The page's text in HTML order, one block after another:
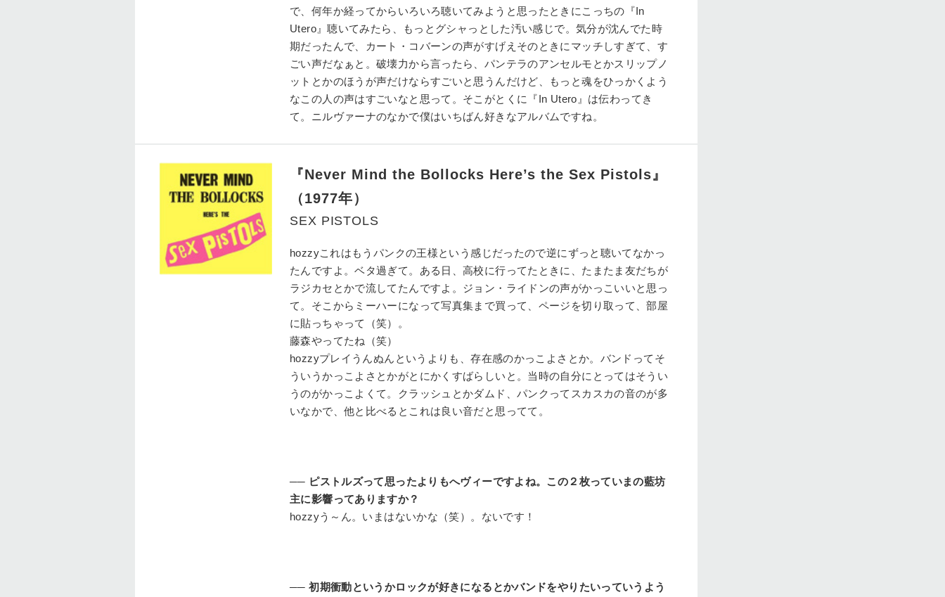
で、何年か経ってからいろいろ聴いてみようと思ったときにこっちの『In
Utero』聴いてみたら、もっとグシャっとした汚い感じで。気分が沈んでた時
期だったんで、カート・コバーンの声がすげえそのときにマッチしすぎて、す
ごい声だなぁと。破壊力から言ったら、パンテラのアンセルモとかスリップノ
ットとかのほうが声だけならすごいと思うんだけど、もっと魂をひっかくよう
なこの人の声はすごいなと思って。そこがとくに『In Utero』は伝わってき
て。ニルヴァーナのなかで僕はいちばん好きなアルバムですね。
『Never Mind the Bollocks Here’s the Sex Pistols』
（1977年）
SEX PISTOLS
hozzyこれはもうパンクの王様という感じだったので逆にずっと聴いてなかっ
たんですよ。ベタ過ぎて。ある日、高校に行ってたときに、たまたま友だちが
ラジカセとかで流してたんですよ。ジョン・ライドンの声がかっこいいと思っ
て。そこからミーハーになって写真集まで買って、ページを切り取って、部屋
に貼っちゃって（笑）。
藤森やってたね（笑）
hozzyプレイうんぬんというよりも、存在感のかっこよさとか。バンドってそ
ういうかっこよさとかがとにかくすばらしいと。当時の自分にとってはそうい
うのがかっこよくて。クラッシュとかダムド、パンクってスカスカの音のが多
いなかで、他と比べるとこれは良い音だと思ってて。
── ピストルズって思ったよりもへヴィーですよね。この２枚っていまの藍坊
主に影響ってありますか？
hozzyう～ん。いまはないかな（笑）。ないです！
──初期衝動というかロックが好きになるとかバンドをやりたいっていうよう